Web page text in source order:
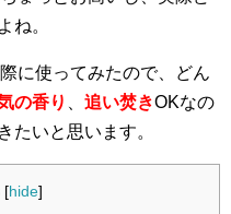
ね。
に使ってみたので、どん
の香り 追い焚きOKなの
たいと思います。
[hide]